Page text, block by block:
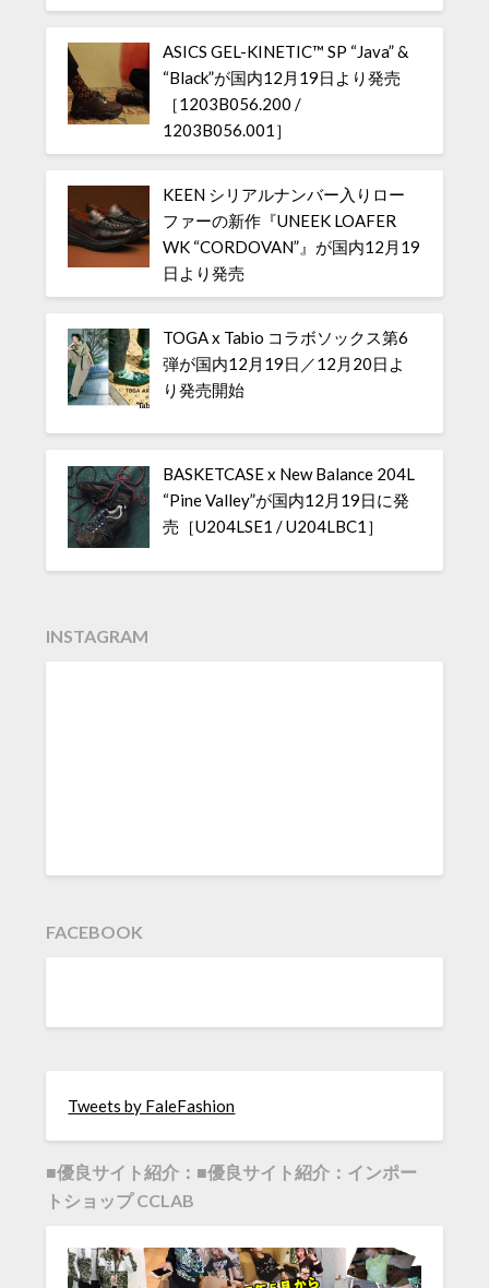
ASICS GEL-KINETIC™ SP “Java” &
“Black”が国内12月19日より発売
［1203B056.200 /
1203B056.001］
KEEN シリアルナンバー入りロー
ファーの新作『UNEEK LOAFER
WK “CORDOVAN”』が国内12月19
日より発売
TOGA x Tabio コラボソックス第6
弾が国内12月19日／12月20日よ
り発売開始
BASKETCASE x New Balance 204L
“Pine Valley”が国内12月19日に発
売［U204LSE1 / U204LBC1］
INSTAGRAM
FACEBOOK
Tweets by FaleFashion
■優良サイト紹介：■優良サイト紹介：インポー
トショップ CCLAB